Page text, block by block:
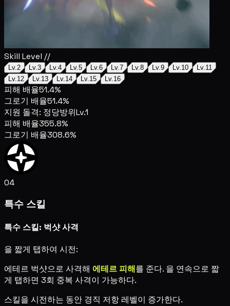
Skill Level //
Lv.2 Lv.3 Lv.4 Lv.5 Lv.6 Lv.7 Lv.8 Lv.9 Lv.10
Lv.11
Lv.12
Lv.13 Lv.14 Lv.15 Lv.16
피해 배율51.4%
그로기 배율51.4%
지원 돌격: 정당방위Lv.1
피해 배율355.8%
그로기 배율308.6%
04
특수 스킬
특수 스킬: 벅샷 사격
을 짧게 탭하여 시전:
에테르 벅샷으로 사격해 에테르 피해를 준다. 을 연속으로 짧
게 탭하면 3회 중복 사격이 가능하다.
스킬을 시전하는 동안 경직 저항 레벨이 증가한다.